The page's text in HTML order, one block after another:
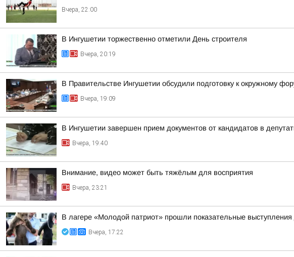
Вчера, 22:00
В Ингушетии торжественно отметили День строителя
Вчера, 20:19
В Правительстве Ингушетии обсудили подготовку к окружному
Вчера, 19:09
В Ингушетии завершен прием документов от кандидатов в
Вчера, 19:40
Внимание, видео может быть тяжёлым для восприятия
Вчера, 23:21
В лагере «Молодой патриот» прошли показательные
Вчера, 17:22